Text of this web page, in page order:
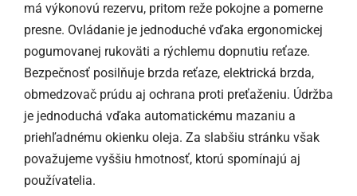
má výkonovú rezervu, pritom reže pokojne a pomerne
presne. Ovládanie je jednoduché vďaka ergonomickej
pogumovanej rukoväti a rýchlemu dopnutiu reťaze.
Bezpečnosť posilňuje brzda reťaze, elektrická brzda,
obmedzovač prúdu aj ochrana proti preťaženiu. Údržba
je jednoduchá vďaka automatickému mazaniu a
priehľadnému okienku oleja. Za slabšiu stránku však
považujeme vyššiu hmotnosť, ktorú spomínajú aj
používatelia.